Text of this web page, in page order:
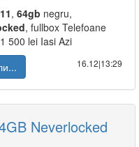
11, 64gb negru,
, fullbox Telefoane
500 lei Iasi Azi
16.12|13:29
Neverlocked